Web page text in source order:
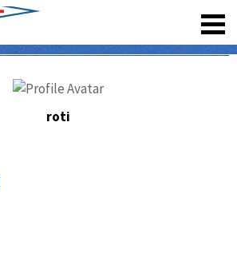
roti